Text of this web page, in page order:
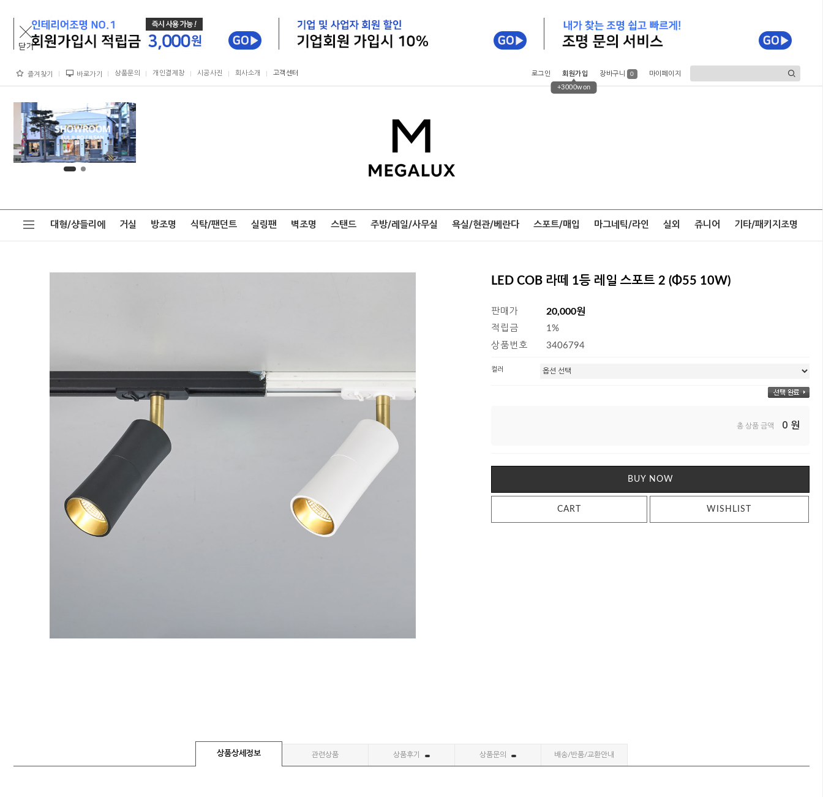
즐겨찾기 바로가기 상품문의 개인결제창 시공사진 회사소개 고객센터 로그인 회원가입
+3000won
장바구니 0 마이페이지
대형/샹들리에 거실 방조명 식탁/팬던트 실링팬 벽조명 스탠드 주방/레일/사무실 욕실/현관/베란다 스포트/매입 마그네틱/라인 실외 쥬니어 기타/패키지조명
LED COB 라떼 1등 레일 스포트 2 (Φ55 10W)
판매가 20,000원
적립금
1%
상품번호
3406794
컬러
총 상품 금액 0 원
BUY NOW
CART WISHLIST
상품상세정보 관련상품 상품후기 상품문의 배송/반품/교환안내